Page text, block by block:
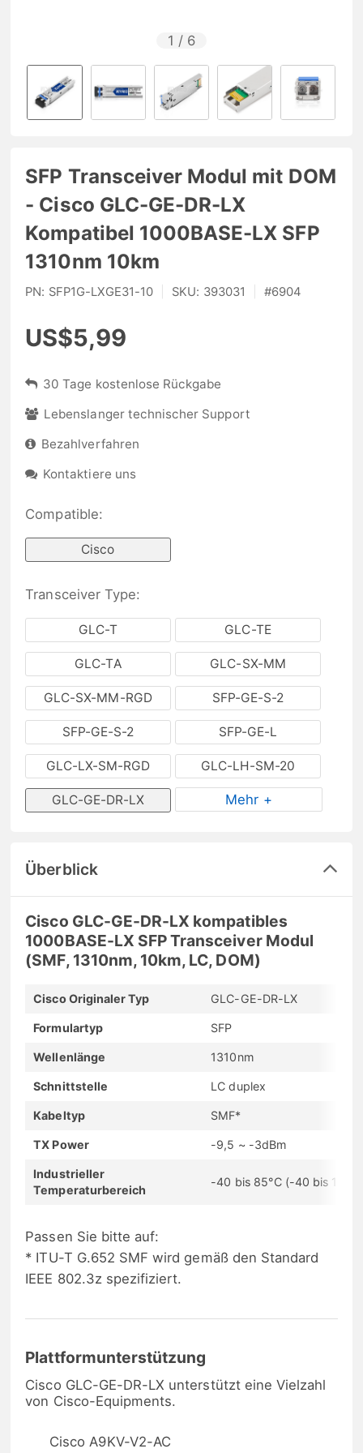
1 / 6
SFP Transceiver Modul mit DOM
- Cisco GLC-GE-DR-LX
Kompatibel 1000BASE-LX SFP
1310nm 10km
PN: SFP1G-LXGE31-10 SKU: 393031 #6904
US$5,99
30 Tage kostenlose Rückgabe
Lebenslanger technischer Support
Bezahlverfahren
Kontaktiere uns
Compatible:
Cisco
Transceiver Type:
GLC-T GLC-TE
GLC-TA GLC-SX-MM
GLC-SX-MM-RGD SFP-GE-S-2
SFP-GE-S-2 SFP-GE-L
GLC-LX-SM-RGD GLC-LH-SM-20
GLC-GE-DR-LX Mehr +
Überblick
Cisco GLC-GE-DR-LX kompatibles
1000BASE-LX SFP Transceiver Modul
(SMF, 1310nm, 10km, LC, DOM)
Cisco Originaler Typ GLC-GE-DR-LX
Formulartyp SFP
Wellenlänge 1310nm
Schnittstelle LC duplex
Kabeltyp SMF*
TX Power -9,5 ~ -3dBm
Industrieller
Temperaturbereich
-40 bis 85°C (-40 bis
Passen Sie bitte auf:
* ITU-T G.652 SMF wird gemäß den Standard
IEEE 802.3z spezifiziert.
Plattformunterstützung
Cisco GLC-GE-DR-LX unterstützt eine Vielzahl
von Cisco-Equipments.
Cisco A9KV-V2-AC